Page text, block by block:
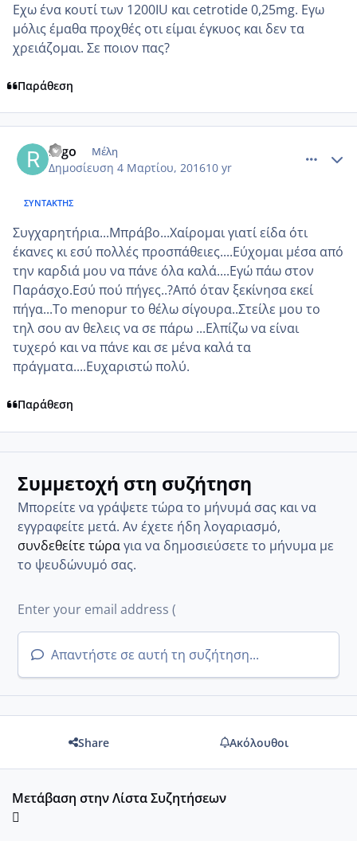
Εχω ένα κουτί των 1200IU και cetrotide 0,25mg. Εγω
μόλις έμαθα προχθές οτι είμαι έγκυος και δεν τα
χρειάζομαι. Σε ποιον πας?
Παράθεση
rago Μέλη
Δημοσίευση 4 Μαρτίου, 201610 yr
ΣΥΝΤΆΚΤΗΣ
Συγχαρητήρια...Μπράβο...Χαίρομαι γιατί είδα ότι
έκανες κι εσύ πολλές προσπάθειες....Εύχομαι μέσα από
την καρδιά μου να πάνε όλα καλά....Εγώ πάω στον
Παράσχο.Εσύ πού πήγες..?Από όταν ξεκίνησα εκεί
πήγα...Το menopur το θέλω σίγουρα..Στείλε μου το
τηλ σου αν θελεις να σε πάρω ...Ελπίζω να είναι
τυχερό και να πάνε και σε μένα καλά τα
πράγματα....Ευχαριστώ πολύ.
Παράθεση
Συμμετοχή στη συζήτηση
Μπορείτε να γράψετε τώρα το μήνυμά σας και να
εγγραφείτε μετά. Αν έχετε ήδη λογαριασμό,
συνδεθείτε τώραγια να δημοσιεύσετε το μήνυμα με
το ψευδώνυμό σας.
Απαντήστε σε αυτή τη συζήτηση...
Share Ακόλουθοι
Μετάβαση στην Λίστα Συζητήσεων